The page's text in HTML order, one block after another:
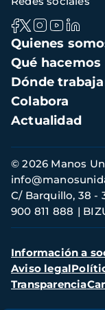
Navegación
principal
Quienes
Qué hacemos
Dónde
Colabora
Actualidad
Información
de
contacto
© 2026 Manos
C/ Barquillo, 38 -
900 811 888
Menú
secundario
Información a
Aviso legal
Transparencia